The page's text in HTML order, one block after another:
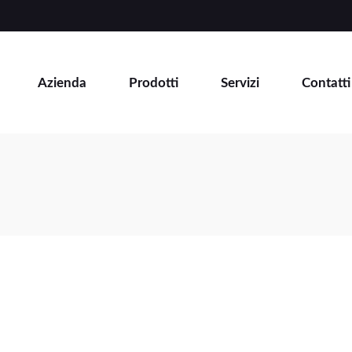
Azienda Prodotti Servizi Contatti